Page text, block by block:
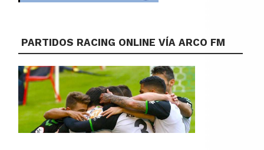
PARTIDOS RACING ONLINE VÍA ARCO FM